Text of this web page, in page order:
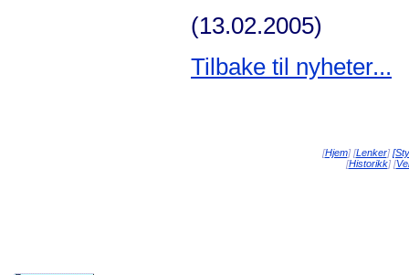
(13.02.2005)
Tilbake til nyheter...
[Hjem] [Lenker]
[Historikk] [